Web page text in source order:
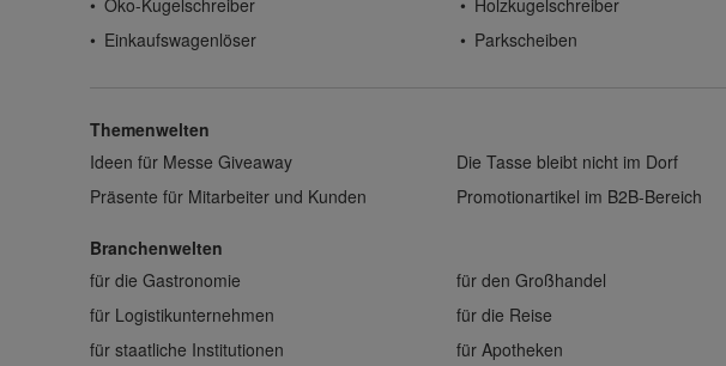
Öko-Kugelschreiber
Holzkugelschreiber
Einkaufswagenlöser
Parkscheiben
Themenwelten
Ideen für Messe Giveaway
Die Tasse bleibt nicht im Dorf
Präsente für Mitarbeiter und Kunden
Promotionartikel im B2B-Bereich
Branchenwelten
für die Gastronomie
für den Großhandel
für Logistikunternehmen
für die Reise
für staatliche Institutionen
für Apotheken